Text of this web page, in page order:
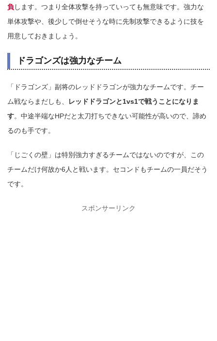
負 します。つまり全体攻撃を持っていっても無意味です。強力な
単体攻撃や、後少しで倒せそうな時に先制攻撃できるように技を
用意しておきましょう。
ドラゴンズは強力なチーム
「ドラゴンズ」副将のレッドドラゴンが強力なチームです。チー
ム戦ならまだしも、
レッドドラゴンと1vs1で戦うことになりま
す。中途半端なHPだと太刀打ちできない可能性が高いので、諦め
るのも手です。
「じごくの壁」は特別強力すぎるチームではないのですが、この
チームだけ何故か6人と戦います。セコンドもチームの一員だそう
です。
スポンサーリンク